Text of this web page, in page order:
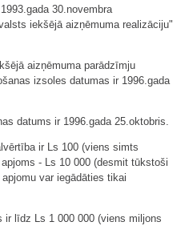
30.novembra
iekšējā aizņēmuma realizāciju"
aizņēmuma parādzīmju
izsoles datumas ir 1996.gada
datums ir 1996.gada 25.oktobris.
ir Ls 100 (viens simts
- Ls 10 000 (desmit tūkstoši
var iegādāties tikai
ir līdz Ls 1 000 000 (viens miljons